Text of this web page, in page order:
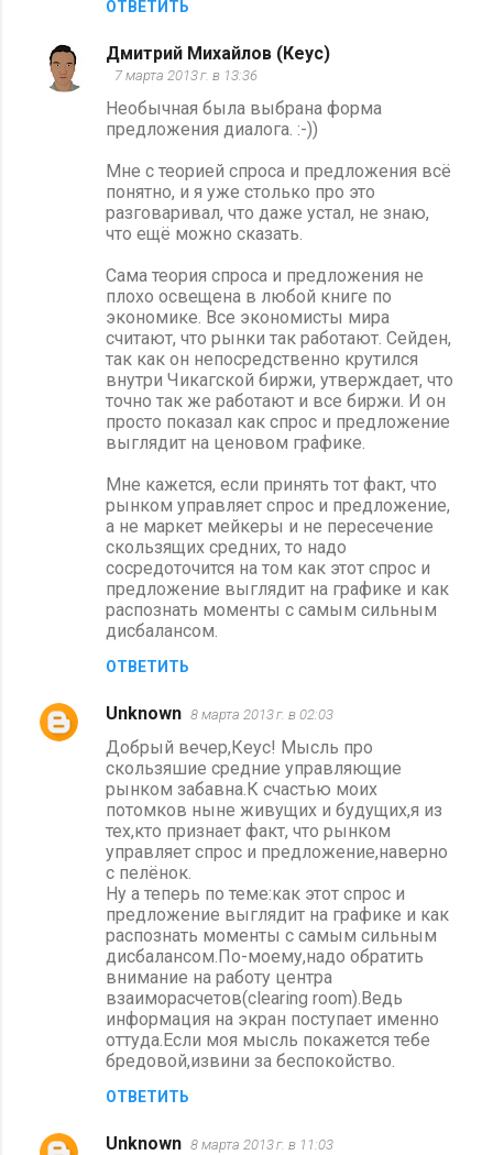
ОТВЕТИТЬ
Дмитрий Михайлов (Кеус)
7 марта 2013 г. в 13:36
Необычная была выбрана форма
предложения диалога. :-))
Мне с теорией спроса и предложения всё
понятно, и я уже столько про это
разговаривал, что даже устал, не знаю,
что ещё можно сказать.
Сама теория спроса и предложения не
плохо освещена в любой книге по
экономике. Все экономисты мира
считают, что рынки так работают. Сейден,
так как он непосредственно крутился
внутри Чикагской биржи, утверждает, что
точно так же работают и все биржи. И он
просто показал как спрос и предложение
выглядит на ценовом графике.
Мне кажется, если принять тот факт, что
рынком управляет спрос и предложение,
а не маркет мейкеры и не пересечение
скользящих средних, то надо
сосредоточится на том как этот спрос и
предложение выглядит на графике и как
распознать моменты с самым сильным
дисбалансом.
ОТВЕТИТЬ
Unknown 8 марта 2013 г. в 02:03
Добрый вечер,Кеус! Мысль про
скользяшие средние управляющие
рынком забавна.К счастью моих
потомков ныне живущих и будущих,я из
тех,кто признает факт, что рынком
управляет спрос и предложение,наверно
с пелёнок.
Ну а теперь по теме:как этот спрос и
предложение выглядит на графике и как
распознать моменты с самым сильным
дисбалансом.По-моему,надо обратить
внимание на работу центра
взаиморасчетов(clearing room).Ведь
информация на экран поступает именно
оттуда.Если моя мысль покажется тебе
бредовой,извини за беспокойство.
ОТВЕТИТЬ
Unknown 8 марта 2013 г. в 11:03